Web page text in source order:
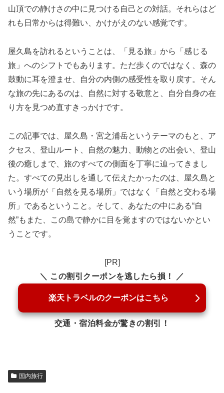
山頂での静けさの中に見つける自己との対話。それらはど
れも日常からは得難い、かけがえのない感覚です。
屋久島を訪れるということは、「見る旅」から「感じる
旅」へのシフトでもあります。ただ歩くのではなく、森の
鼓動に耳を澄ませ、自分の内側の感受性を取り戻す。そん
な旅の先にあるのは、自然に対する敬意と、自分自身の在
り方を見つめ直すきっかけです。
この記事では、屋久島・宮之浦岳というテーマのもと、ア
クセス、登山ルート、自然の魅力、動物との出会い、登山
後の癒しまで、旅のすべての側面を丁寧に辿ってきまし
た。すべての見出しを通して伝えたかったのは、屋久島と
いう場所が「自然を見る場所」ではなく「自然と交わる場
所」であるということ。そして、あなたの中にある“自
然”もまた、この島で静かに目を覚ますのではないかとい
うことです。
[PR]
＼ この割引クーポンを逃したら損！ ／
楽天トラベルのクーポンはこちら
交通・宿泊料金が驚きの割引！
国内旅行